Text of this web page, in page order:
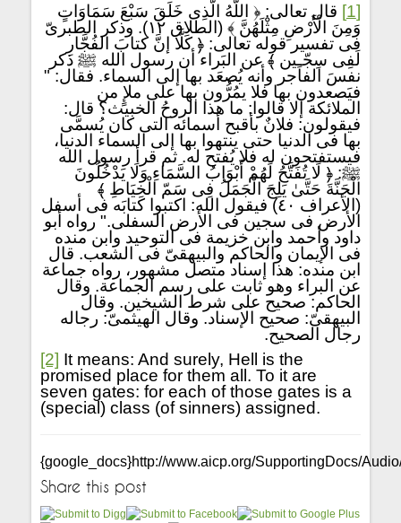
[1]
قال تعالى: ﴿ اللَّهُ الَّذِى خَلَقَ سَبْعَ سَمَاوَاتٍ
وَمِنَ الْأَرْضِ مِثْلَهُنَّ ﴾ (الطلاق ١٢). وذكر الطبرىّ
فى تفسير قوله تعالى: ﴿ كَلَّا إنَّ كتابَ الفُجَّارِ
لَفِى سِجّـِين ﴾ عن البَراء أن رسول الله ﷺ ذكر
نفسَ الفاجر وأنه يُصعَد بها إلى السماء. فقال: "
فيَصعدون بها فلا يمُرُّون بها على ملإٍ من
الملائكة إلا قالوا: ما هذا الروحُ الخبيث؟ قال:
فيقولون: فلانٌ بأقبح أسمائه التى كان يُسمَّى
بها فى الدنيا حتى ينتهوا بها إلى السماء الدنيا،
فيستفتحون له فلا يُفتح له. ثم قرأ رسول الله
ﷺ: ﴿ لَا تُفَتَّحُ لَهُمْ أَبْوَابُ السَّمَاءِ وَلَا يَدْخُلُونَ
الْجَنَّةَ حَتَّىٰ يَلِجَ الْجَمَلُ فِى سَمّ الْخِيَاطِ ﴾
(الأعراف ٤٠) فيقول الله: اكتبوا كتابَه فى أسفل
الأرض فى سجين فى الأرض السفلى." رواه أبو
داود وأحمد وابن خزيمة فى التوحيد وابن منده
فى الإيمان والحاكم والبيهقىّ فى الشعب. قال
ابن منده: هذا إسناد متصل مشهور، رواه جماعة
عن البراء وهو ثابت على رسم الجماعة. وقال
الحاكم: صحيح على شرط الشيخين. وقال
البيهقىّ: صحيح الإسناد. وقال الهيثمىّ: رجاله
رجال الصحيح.
[2] It means: And surely, Hell is the
promised place for them all. To it are
seven gates: for each of those gates is a
(special) class (of sinners) assigned.
{google_docs}http://www.aicp.org/SupportingDocs/
Share this post